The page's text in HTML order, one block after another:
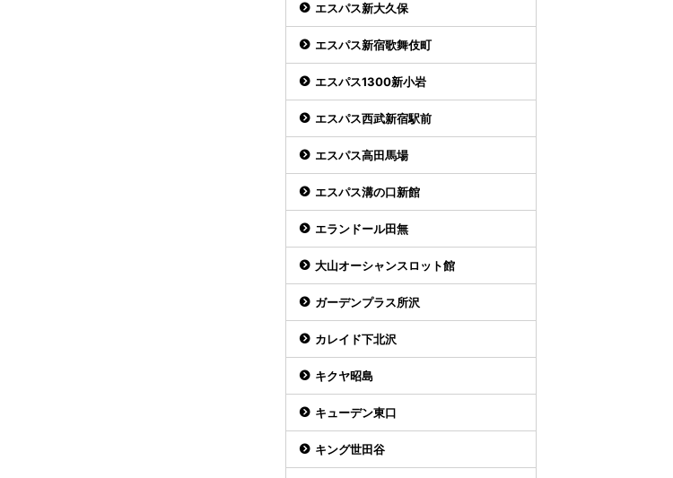
エスパス新大久保
エスパス新宿歌舞伎町
エスパス1300新小岩
エスパス西武新宿駅前
エスパス高田馬場
エスパス溝の口新館
エランドール田無
大山オーシャンスロット館
ガーデンプラス所沢
カレイド下北沢
キクヤ昭島
キューデン東口
キング世田谷